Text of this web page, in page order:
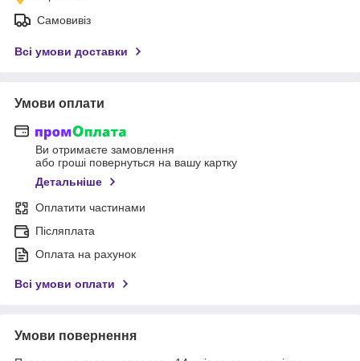
Самовивіз
Всі умови доставки
Умови оплати
Ви отримаєте замовлення
або гроші повернуться на вашу картку
Детальніше
Оплатити частинами
Післяплата
Оплата на рахунок
Всі умови оплати
Умови повернення